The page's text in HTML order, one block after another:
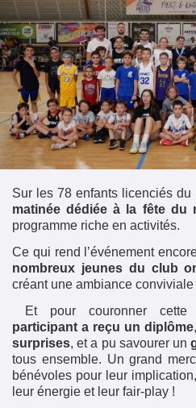
Sur les 78 enfants licenciés du
matinée dédiée à la fête du
programme riche en activités.
Ce qui rend l’événement
nombreux jeunes du club
créant une ambiance
Et pour couronner cette
participant a reçu un diplôme
surprises, et a pu savourer un
tous ensemble. Un grand
bénévoles pour leur
leur énergie et leur fair-play !